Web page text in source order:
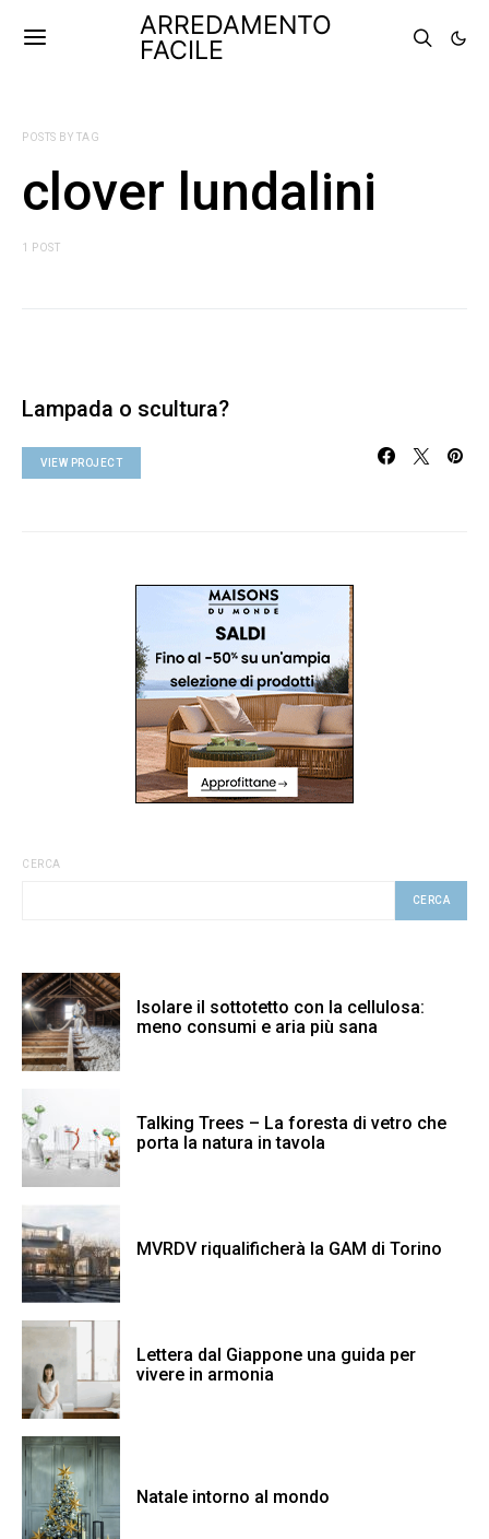
ARREDAMENTO
FACILE
POSTS BY TAG
clover lundalini
1 POST
Lampada o scultura?
VIEW PROJECT
CERCA
CERCA
Isolare il sottotetto con la cellulosa:
meno consumi e aria più sana
Talking Trees – La foresta di vetro che
porta la natura in tavola
MVRDV riqualificherà la GAM di Torino
Lettera dal Giappone una guida per
vivere in armonia
Natale intorno al mondo